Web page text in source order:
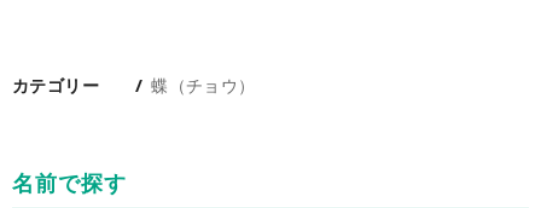
カテゴリー 蝶（チョウ）
名前で探す